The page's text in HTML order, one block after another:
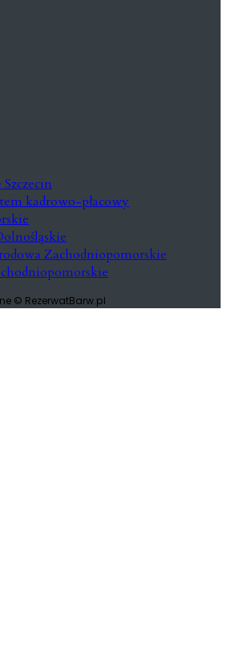
kadrowo-płacowy
Zachodniopomorskie
© RezerwatBarw.pl